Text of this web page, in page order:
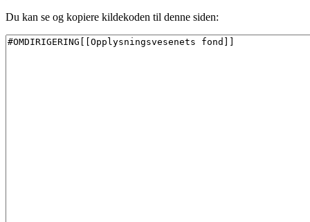
Du kan se og kopiere kildekoden til denne siden: